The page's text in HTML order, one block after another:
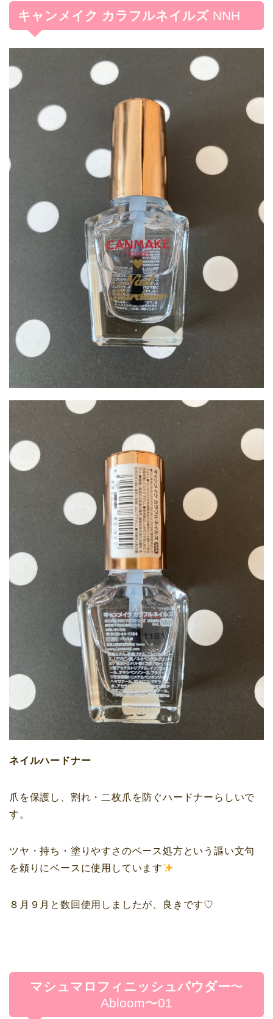
キャンメイク カラフルネイルズ NNH
ネイルハードナー
爪を保護し、割れ・二枚爪を防ぐハードナーらしいで
す。
ツヤ・持ち・塗りやすさのベース処方という謳い文句
を頼りにベースに使用しています
８月９月と数回使用しましたが、良きです♡
マシュマロフィニッシュパウダー〜
Abloom〜01